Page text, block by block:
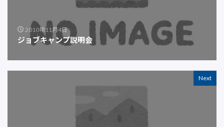
2010年11月4日
ジョブキャンプ説明会
Next